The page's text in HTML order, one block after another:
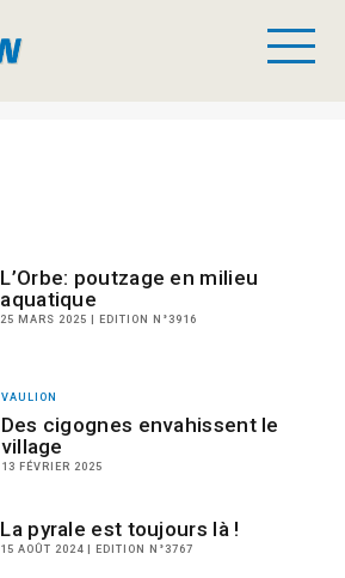
L’Orbe: poutzage en milieu
aquatique
25 MARS 2025 | EDITION N°3916
VAULION
Des cigognes envahissent le
village
13 FÉVRIER 2025
La pyrale est toujours là !
15 AOÛT 2024 | EDITION N°3767